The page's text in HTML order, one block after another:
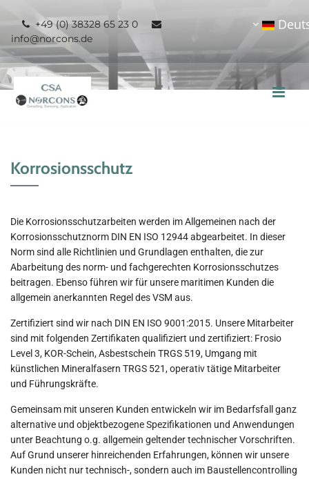
 +49 (0) 38328 65 23 0 
info@norcons.de
Korrosionsschutz
Die Korrosionsschutzarbeiten werden im Allgemeinen nach der
Korrosionsschutznorm DIN EN ISO 12944 abgearbeitet. In dieser
Norm sind alle Richtlinien und Grundlagen enthalten, die zur
Abarbeitung des norm- und fachgerechten Korrosionsschutzes
beitragen. Ebenso führen wir für unsere maritimen Kunden die
allgemein anerkannten Regel des VSM aus.
Zertifiziert sind wir nach DIN EN ISO 9001:2015. Unsere Mitarbeiter
sind mit folgenden Zertifikaten qualifiziert und zertifiziert: Frosio
Level 3, KOR-Schein, Asbestschein TRGS 519, Umgang mit
künstlichen Mineralfasern TRGS 521, operativ tätige Mitarbeiter
und Führungskräfte.
Gemeinsam mit unseren Kunden entwickeln wir im Bedarfsfall ganz
alternative und objektbezogene Spezifikationen und Anwendungen
unter Beachtung o.g. allgemein geltender technischer Vorschriften.
Auf Grund unserer hinreichenden Erfahrungen, können wir unsere
Kunden nicht nur technisch-, sondern auch im Baustellencontrolling